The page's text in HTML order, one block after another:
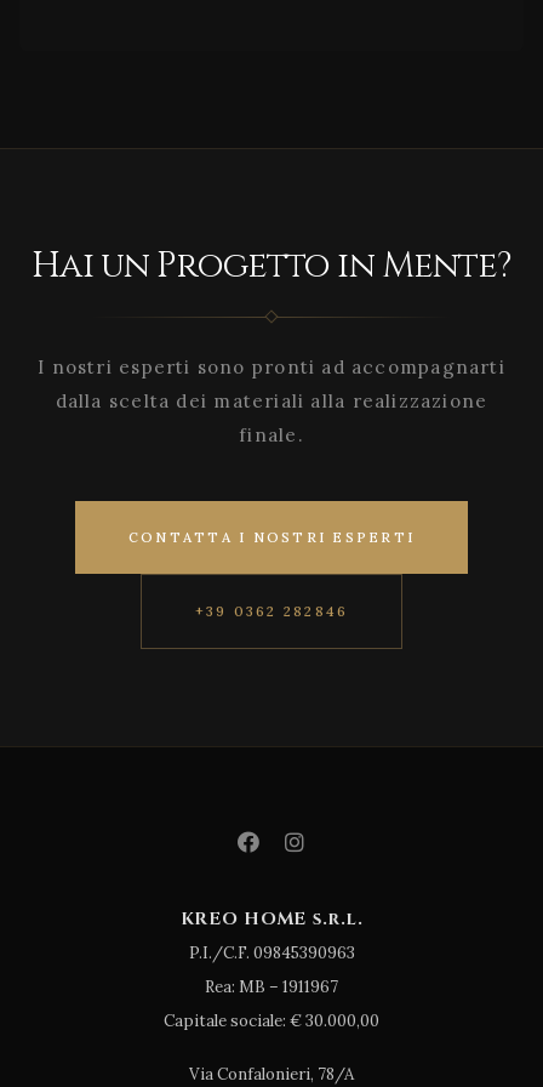
Hai un Progetto in Mente?
I nostri esperti sono pronti ad accompagnarti
dalla scelta dei materiali alla realizzazione
finale.
CONTATTA I NOSTRI ESPERTI
+39 0362 282846
KREO HOME s.r.l.
P.I./C.F. 09845390963
Rea: MB – 1911967
Capitale sociale: € 30.000,00
Via Confalonieri, 78/A